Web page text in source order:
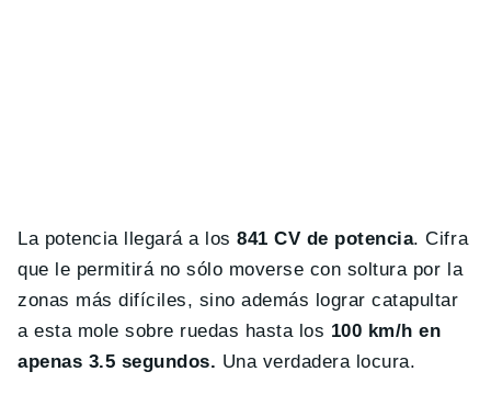
La potencia llegará a los841 CV de potencia. Cifra
que le permitirá no sólo moverse con soltura por la
zonas más difíciles, sino además lograr catapultar
a esta mole sobre ruedas hasta los 100 km/h en
apenas 3.5 segundos. Una verdadera locura.